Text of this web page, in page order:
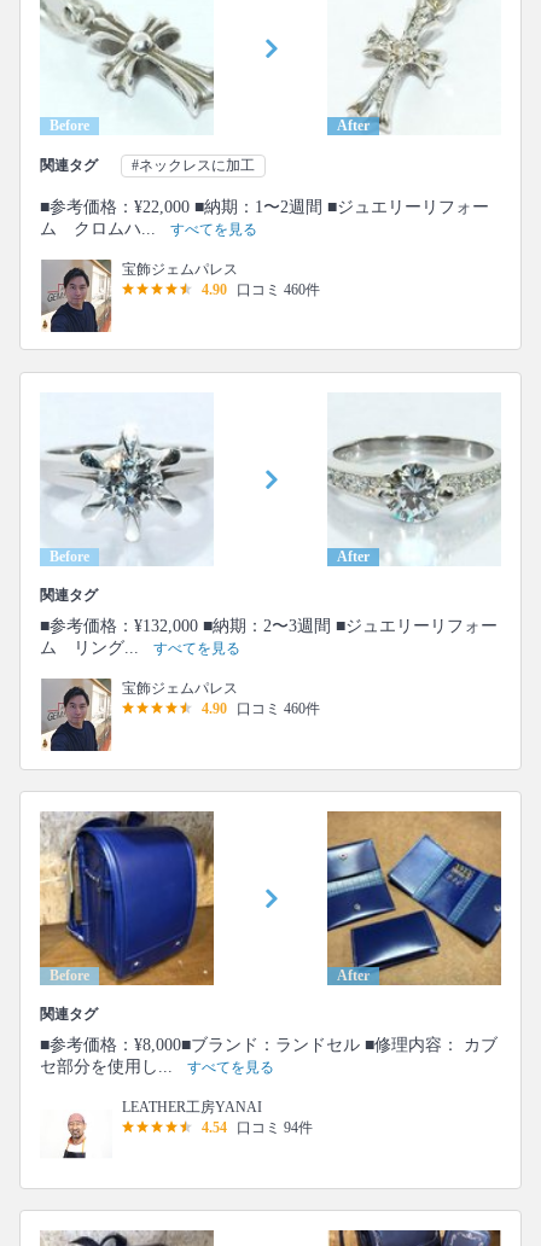
Before After
関連タグ #ネックレスに加工
■参考価格：¥22,000 ■納期：1〜2週間 ■ジュエリーリフォー
ム クロムハ...
すべてを見る
宝飾ジェムパレス
4.90
口コミ 460件
Before After
関連タグ
■参考価格：¥132,000 ■納期：2〜3週間 ■ジュエリーリフォー
ム リング...
すべてを見る
宝飾ジェムパレス
4.90
口コミ 460件
Before After
関連タグ
■参考価格：¥8,000■ブランド：ランドセル ■修理内容： カブ
セ部分を使用し...
すべてを見る
LEATHER工房YANAI
4.54
口コミ 94件